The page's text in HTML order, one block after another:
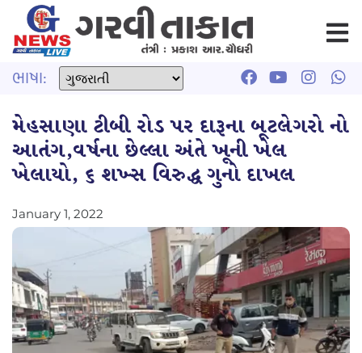
ભાષા:
મેહસાણા ટીબી રોડ પર દારૂના બૂટલેગરો નો
આતંગ,વર્ષના છેલ્લા અંતે ખૂની ખેલ
ખેલાયો, ૬ શખ્સ વિરુદ્ધ ગુનો દાખલ
January 1, 2022